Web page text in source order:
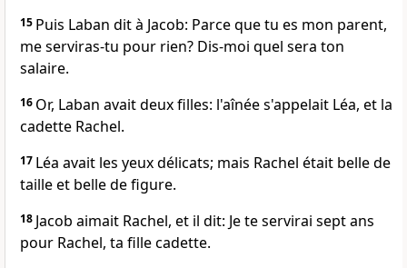
15 Puis Laban dit à Jacob: Parce que tu es mon parent,
me serviras-tu pour rien? Dis-moi quel sera ton
salaire.
16 Or, Laban avait deux filles: l'aînée s'appelait Léa, et la
cadette Rachel.
17 Léa avait les yeux délicats; mais Rachel était belle de
taille et belle de figure.
18 Jacob aimait Rachel, et il dit: Je te servirai sept ans
pour Rachel, ta fille cadette.